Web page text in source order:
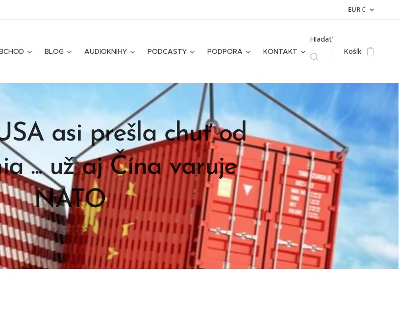
EUR€
BLOG AUDIOKNIHY PODCASTY PODPORA KONTAKT
Hľadať
Košík
asi prešla chuť od
... už aj Čína varuje
NATO
24.01.2022